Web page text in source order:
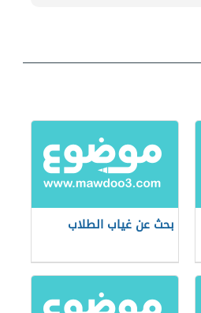
بحث عن غياب الطلاب